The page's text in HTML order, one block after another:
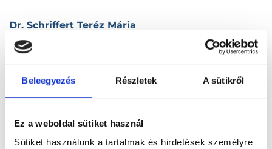
Beleegyezés Részletek A sütikről
Ez a weboldal sütiket használ
Sütiket használunk a tartalmak és hirdetések személyre
Dr. Schriffert Teréz Mária
5720 Sarkad, Béke sétány 5.
Dr. Schrott Olga
Dr. Schröder Zsuzsanna
6114 Bugac, Szabadság tér 2/A.